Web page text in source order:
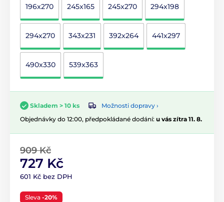
196x270 245x165 245x270 294x198
294x270 343x231 392x264 441x297
490x330 539x363
Skladem > 10 ks
Možnosti dopravy ›
Objednávky do 12:00, předpokládané dodání: u vás zítra 11. 8.
909 Kč
727 Kč
601 Kč bez DPH
Sleva -20%